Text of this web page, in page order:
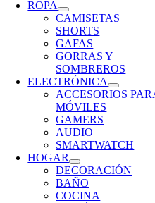
ROPA
CAMISETAS
SHORTS
GAFAS
GORRAS Y
SOMBREROS
ELECTRÓNICA
ACCESORIOS
MÓVILES
GAMERS
AUDIO
SMARTWATCH
HOGAR
DECORACIÓN
BAÑO
COCINA